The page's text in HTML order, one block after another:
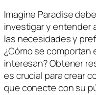
Imagine Paradise
investigar y entender
las necesidades y
¿Cómo se comportan
interesan? Obtener
es crucial para crear
que conecte con su